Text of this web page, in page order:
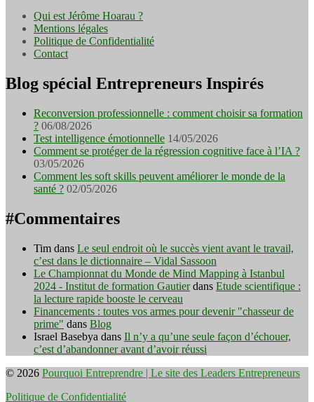
Qui est Jérôme Hoarau ?
Mentions légales
Politique de Confidentialité
Contact
Blog spécial Entrepreneurs Inspirés
Reconversion professionnelle : comment choisir sa formation
? 06/08/2026
Test intelligence émotionnelle 14/05/2026
Comment se protéger de la régression cognitive face à l’IA ?
03/05/2026
Comment les soft skills peuvent améliorer le monde de la
santé ? 02/05/2026
#Commentaires
Tim dans Le seul endroit où le succès vient avant le travail,
c’est dans le dictionnaire – Vidal Sassoon
Le Championnat du Monde de Mind Mapping à Istanbul
2024 - Institut de formation Gautierdans Etude scientifique :
la lecture rapide booste le cerveau
Financements : toutes vos armes pour devenir "chasseur de
prime" dans Blog
Israel Basebya dans Il n’y a qu’une seule façon d’échouer,
c’est d’abandonner avant d’avoir réussi
© 2026 Pourquoi Entreprendre | Le site des Leaders Entrepreneurs
Politique de Confidentialité